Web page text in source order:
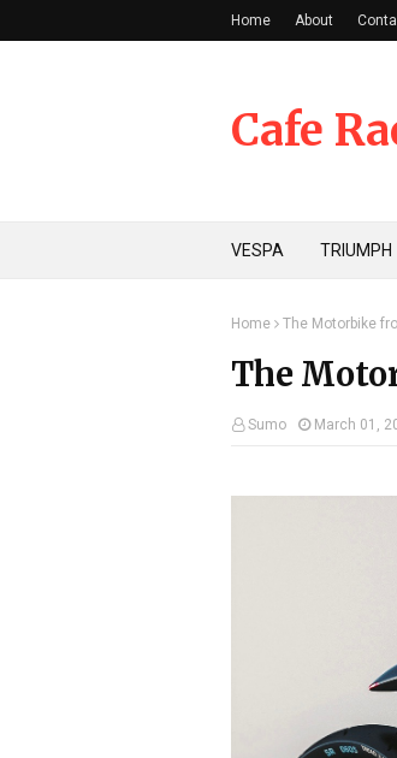
Home About
Cafe
VESPA TRIUMPH
Home The Motorbike
The
Sumo March 01,